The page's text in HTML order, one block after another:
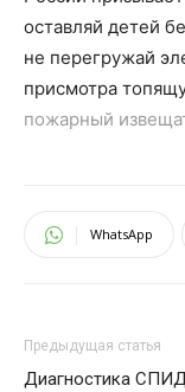
оставляй детей
не перегружай
присмотра
пожарный
WhatsApp
Предыдущая статья
Диагностика